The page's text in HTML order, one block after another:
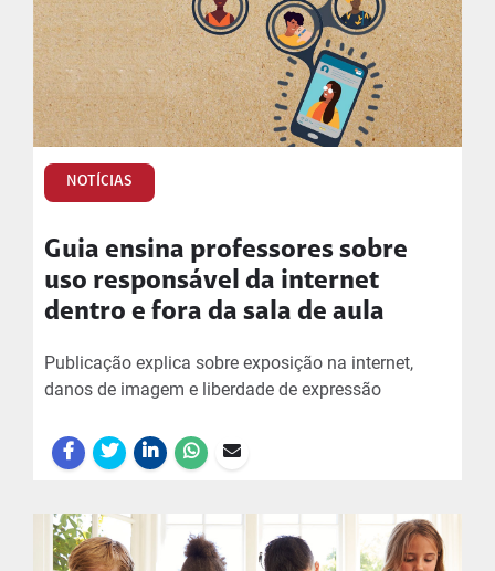
NOTÍCIAS
Guia ensina professores sobre
uso responsável da internet
dentro e fora da sala de aula
Publicação explica sobre exposição na internet,
danos de imagem e liberdade de expressão